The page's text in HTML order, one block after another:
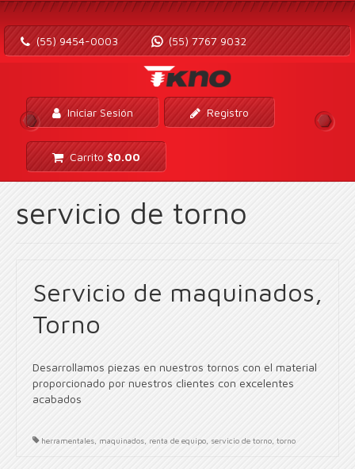
(55) 9454-0003 (55) 7767 9032
Iniciar Sesión Registro
Carrito $0.00
servicio de torno
Servicio de maquinados,
Torno
Desarrollamos piezas en nuestros tornos con el material
proporcionado por nuestros clientes con excelentes
acabados
herramentales maquinados renta de equipo servicio de torno torno